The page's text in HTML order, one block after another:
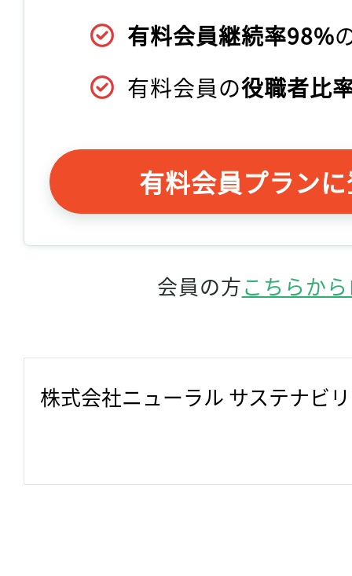
有料会員継続率98%
有料会員の役職者比
有料会員プラン
会員の方こちらか
株式会社ニューラル サステナビ